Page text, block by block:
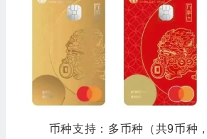
币种支持：多币种（共9币种